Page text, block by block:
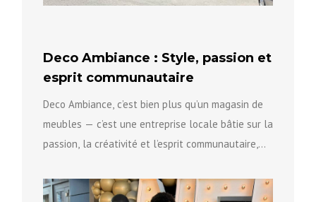
Deco Ambiance : Style, passion et
esprit communautaire
Deco Ambiance, c’est bien plus qu’un magasin de
meubles — c’est une entreprise locale bâtie sur la
passion, la créativité et l’esprit communautaire,